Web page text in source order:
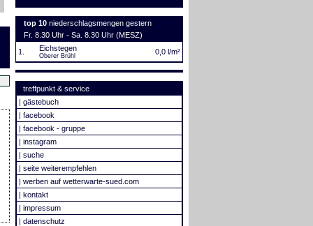
top 10 niederschlagsmengen gestern
Fr. 8.30 Uhr - Sa. 8.30 Uhr (MESZ)
1.
Eichstegen
Oberer Brühl 0,0 l/m²
treffpunkt & service
| gästebuch
| facebook
| facebook - gruppe
| instagram
| suche
| seite weiterempfehlen
| werben auf wetterwarte-sued.com
| kontakt
| impressum
| datenschutz